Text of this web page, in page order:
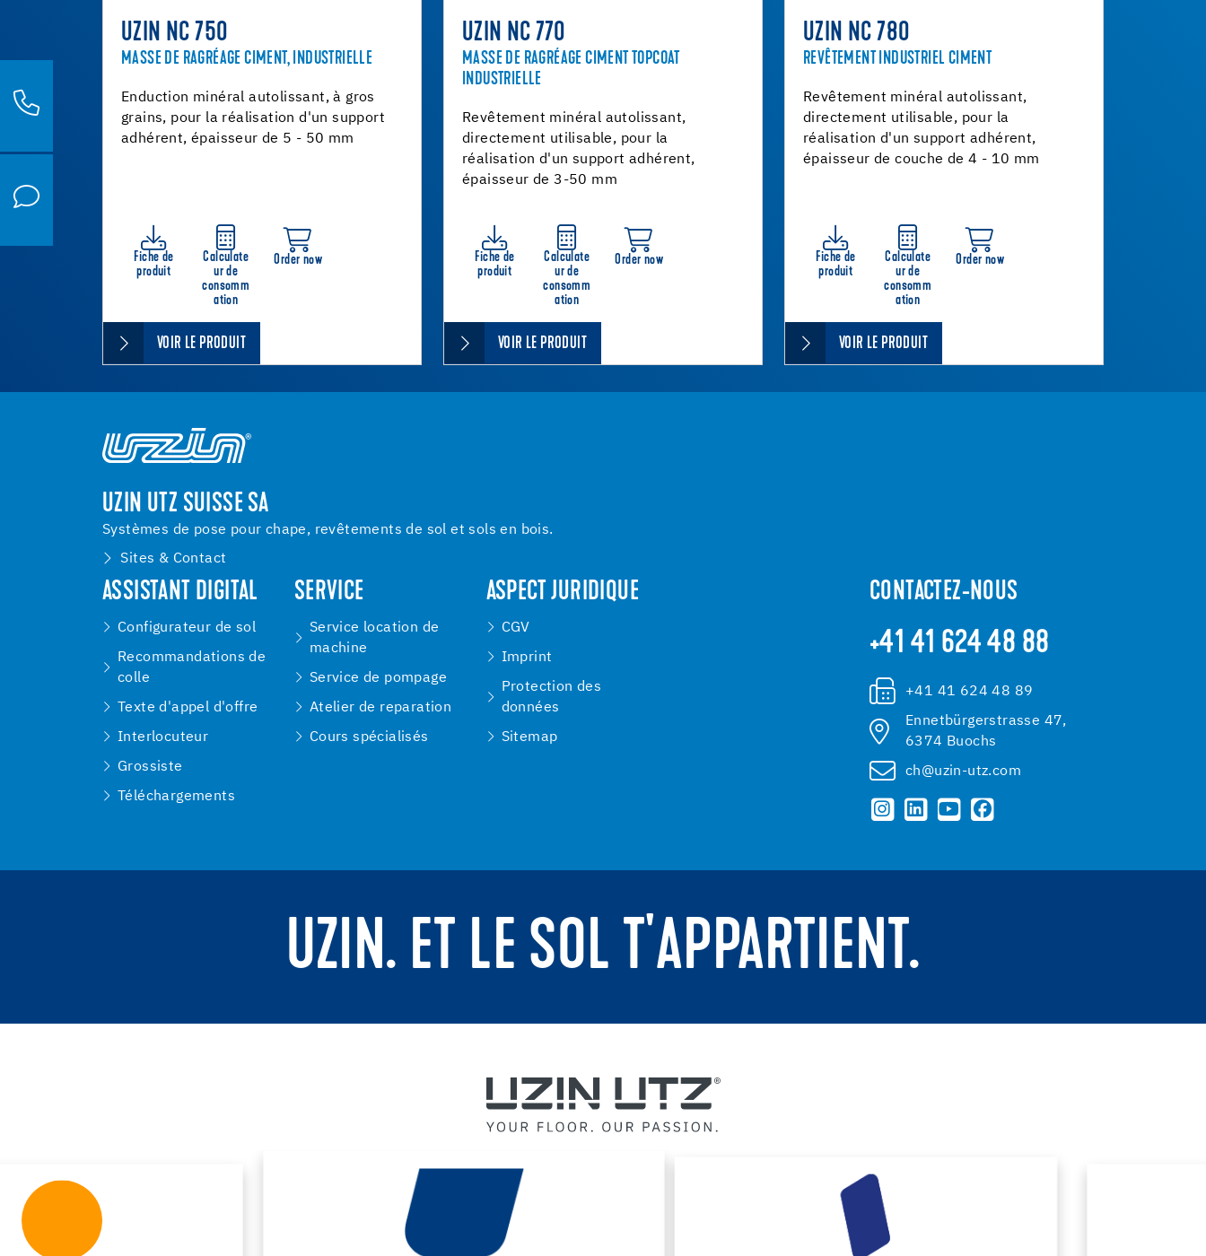
UZIN NC 750
MASSE DE RAGRÉAGE CIMENT, INDUSTRIELLE
Enduction minéral autolissant, à gros
grains, pour la réalisation d'un support
adhérent, épaisseur de 5 - 50 mm
Fiche de
produit
Calculate
ur de
consomm
ation
Order now
VOIR LE PRODUIT
UZIN NC 770
MASSE DE RAGRÉAGE CIMENT TOPCOAT
INDUSTRIELLE
Revêtement minéral autolissant,
directement utilisable, pour la
réalisation d'un support adhérent,
épaisseur de 3-50 mm
Fiche de
produit
Calculate
ur de
consomm
ation
Order now
VOIR LE PRODUIT
UZIN NC 780
REVÊTEMENT INDUSTRIEL CIMENT
Revêtement minéral autolissant,
directement utilisable, pour la
réalisation d'un support adhérent,
épaisseur de couche de 4 - 10 mm
Fiche de
produit
Calculate
ur de
consomm
ation
Order now
VOIR LE PRODUIT
UZIN UTZ SUISSE SA
Systèmes de pose pour chape, revêtements de sol et sols en bois.
Sites & Contact
ASSISTANT DIGITAL
Configurateur de sol
Recommandations de
colle
Texte d'appel d'offre
Interlocuteur
Grossiste
Téléchargements
SERVICE
Service location de
machine
Service de pompage
Atelier de reparation
Cours spécialisés
ASPECT JURIDIQUE
CGV
Imprint
Protection des
données
Sitemap
CONTACTEZ-NOUS
+41 41 624 48 88
+41 41 624 48 89
Ennetbürgerstrasse 47,
6374 Buochs
ch@uzin-utz.com
UZIN. ET LE SOL T'APPARTIENT.